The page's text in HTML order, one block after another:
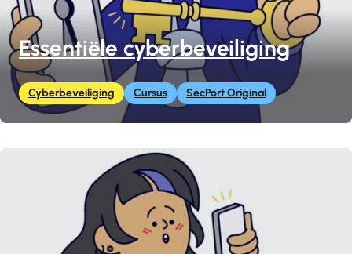
Essentiële cyberbeveiliging
Cyberbeveiliging Cursus SecPort Original